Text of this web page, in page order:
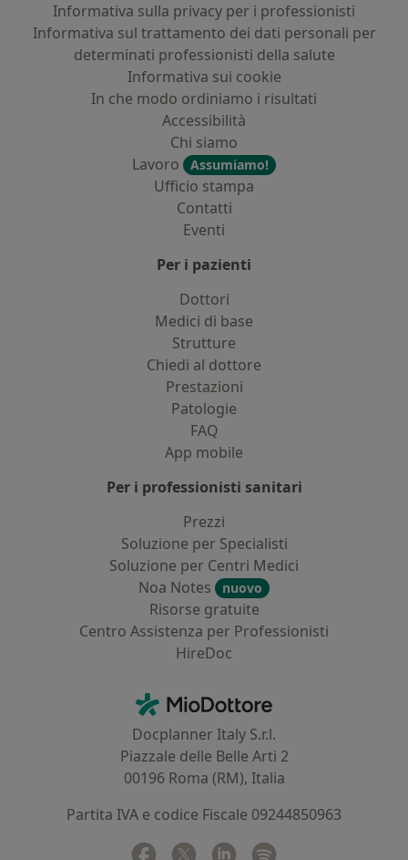
Informativa sulla privacy per i professionisti
Informativa sul trattamento dei dati personali per
determinati professionisti della salute
Informativa sui cookie
In che modo ordiniamo i risultati
Accessibilità
Chi siamo
Lavoro
Assumiamo!
Ufficio stampa
Contatti
Eventi
Per i pazienti
Dottori
Medici di base
Strutture
Chiedi al dottore
Prestazioni
Patologie
FAQ
App mobile
Per i professionisti sanitari
Prezzi
Soluzione per Specialisti
Soluzione per Centri Medici
Noa Notes
nuovo
Risorse gratuite
Centro Assistenza per Professionisti
HireDoc
MioDottore - Homepage
Docplanner Italy S.r.l.
Piazzale delle Belle Arti 2
00196 Roma (RM), Italia
Partita IVA e codice Fiscale 09244850963
Facebook
si apre in una nuova scheda
Twitter
si apre in una nuova scheda
Linkedin
si apre in una nuova